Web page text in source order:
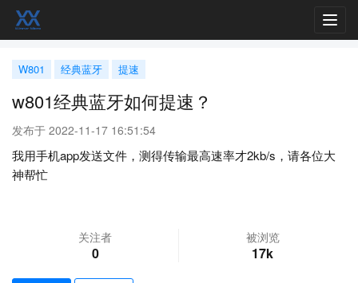
W801 经典蓝牙 提速
w801经典蓝牙如何提速？
发布于 2022-11-17 16:51:54
我用手机app发送文件，测得传输最高速率才2kb/s，请各位大
神帮忙
关注者
0
被浏览
17k